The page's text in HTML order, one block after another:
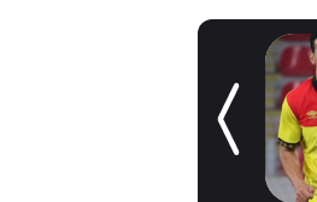
Lukaku gelişmesi!
heyecanlandıran